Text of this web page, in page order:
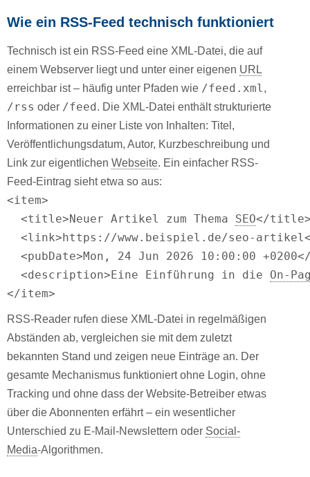
Wie ein RSS-Feed technisch funktioniert
Technisch ist ein RSS-Feed eine XML-Datei, die auf
einem Webserver liegt und unter einer eigenen URL
erreichbar ist – häufig unter Pfaden wie /feed.xml,
/rss oder /feed . Die XML-Datei enthält strukturierte
Informationen zu einer Liste von Inhalten: Titel,
Veröffentlichungsdatum, Autor, Kurzbeschreibung und
Link zur eigentlichen Webseite. Ein einfacher RSS-
Feed-Eintrag sieht etwa so aus:
<item>
  <title>Neuer Artikel zum Thema
SEO</
<link>https://www.beispiel.de/seo-
<pubDate>Mon, 24 Jun 2026 10:00:00
  <description>Eine Einführung in die
On-
</item>
RSS-Reader rufen diese XML-Datei in regelmäßigen
Abständen ab, vergleichen sie mit dem zuletzt
bekannten Stand und zeigen neue Einträge an. Der
gesamte Mechanismus funktioniert ohne Login, ohne
Tracking und ohne dass der Website-Betreiber etwas
über die Abonnenten erfährt – ein wesentlicher
Unterschied zu E-Mail-Newslettern oder Social-
Media-Algorithmen.